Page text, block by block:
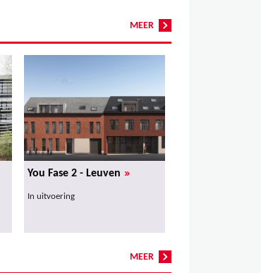
MEER
You Fase 2 - Leuven »
In uitvoering
MEER